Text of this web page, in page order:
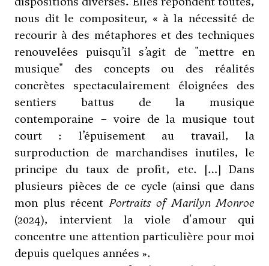
nous dit le compositeur, « à la nécessité de
recourir à des métaphores et des techniques
renouvelées puisqu’il s’agit de "mettre en
musique" des concepts ou des réalités
concrètes spectaculairement éloignées des
sentiers battus de la musique
contemporaine – voire de la musique tout
court : l’épuisement au travail, la
surproduction de marchandises inutiles, le
principe du taux de profit, etc. […] Dans
plusieurs pièces de ce cycle (ainsi que dans
mon plus récent Portraits of Marilyn Monroe
(2024), intervient la viole d'amour qui
concentre une attention particulière pour moi
depuis quelques années ».